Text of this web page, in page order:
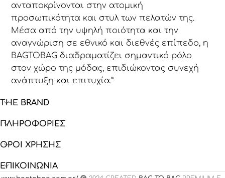
ανταποκρίνονται στην ατομική
προσωπικότητα και στυλ των πελατών της.
Μέσα από την υψηλή ποιότητα και την
αναγνώριση σε εθνικό και διεθνές επίπεδο, η
BAGTOBAG διαδραματίζει σημαντικό ρόλο
στον χώρο της μόδας, επιδιώκοντας συνεχή
ανάπτυξη και επιτυχία.”
THE BRAND
ΠΛΗΡΟΦΟΡΙΕΣ
ΟΡΟΙ ΧΡΗΣΗΣ
ΕΠΙΚΟΙΝΩΝΙΑ